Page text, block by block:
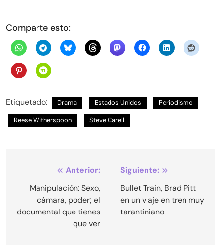
Comparte esto:
Etiquetado: Drama Estados Unidos Periodismo
Reese Witherspoon Steve Carell
Navegación
entradas
Anterior:
Manipulación: Sexo,
cámara, poder; el
documental que tienes
que ver
Siguiente:
Bullet Train, Brad Pitt
en un viaje en tren muy
tarantiniano